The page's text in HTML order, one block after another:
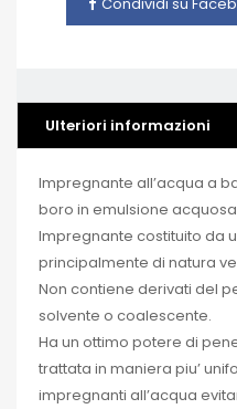
Ulteriori informazioni
Impregnante all’acqua a
boro in emulsione acquosa
Impregnante costituito da
principalmente di natura
Non contiene derivati del
solvente o coalescente.
Ha un ottimo potere di
trattata in maniera piu’
impregnanti all’acqua